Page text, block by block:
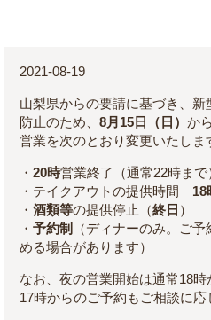
2021-08-19
山梨県からの要請に基づき、
防止のため、8月15日（日）か
営業を次のとおり変更いたしま
・20時営業終了（通常22時まで
・テイクアウトの提供時間 18
・酒類等の提供停止（終日 ）
・予約制
（ディナーのみ。ご
める場合があります）
なお、夜の営業開始は通常18
17時からのご予約もご相談に応